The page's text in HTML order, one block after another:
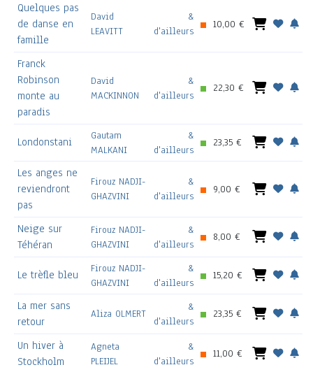
Quelques pas
de danse en
famille
David
LEAVITT
&
d'ailleurs
10,00 €
Franck
Robinson
monte au
paradis
David
MACKINNON
&
d'ailleurs
22,30 €
Londonstani
Gautam
MALKANI
&
d'ailleurs
23,35 €
Les anges ne
reviendront
pas
Firouz NADJI-
GHAZVINI
&
d'ailleurs
9,00 €
Neige sur
Téhéran
Firouz NADJI-
GHAZVINI
&
d'ailleurs
8,00 €
Le trèfle bleu
Firouz NADJI-
GHAZVINI
&
d'ailleurs
15,20 €
La mer sans
retour
Aliza OLMERT
&
d'ailleurs
23,35 €
Un hiver à
Stockholm
Agneta
PLEIJEL
&
d'ailleurs
11,00 €